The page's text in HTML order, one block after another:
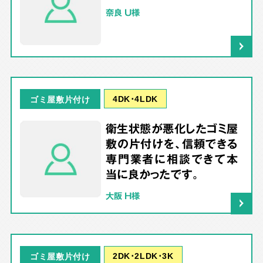
奈良 U様
ゴミ屋敷片付け 4DK･4LDK
衛生状態が悪化したゴミ屋
敷の片付けを、信頼できる
専門業者に相談できて本
当に良かったです。
大阪 H様
ゴミ屋敷片付け 2DK･2LDK･3K